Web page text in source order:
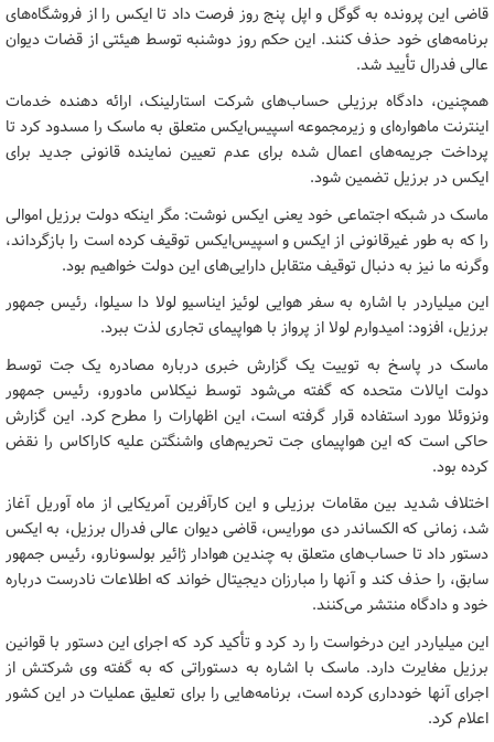
قاضی این پرونده به گوگل و اپل پنج روز فرصت داد تا ایکس را از فروشگاه‌های
برنامه‌های خود حذف کنند. این حکم روز دوشنبه توسط هیئتی از قضات دیوان
عالی فدرال تأیید شد.
همچنین، دادگاه برزیلی حساب‌های شرکت استارلینک، ارائه دهنده خدمات
اینترنت ماهواره‌ای و زیرمجموعه اسپیس‌ایکس متعلق به ماسک را مسدود کرد تا
پرداخت جریمه‌های اعمال شده برای عدم تعیین نماینده قانونی جدید برای
ایکس در برزیل تضمین شود.
ماسک در شبکه اجتماعی خود یعنی ایکس نوشت: مگر اینکه دولت برزیل اموالی
را که به طور غیرقانونی از ایکس و اسپیس‌ایکس توقیف کرده است را بازگرداند،
وگرنه ما نیز به دنبال توقیف متقابل دارایی‌های این دولت خواهیم بود.
این میلیاردر با اشاره به سفر هوایی لوئیز ایناسیو لولا دا سیلوا، رئیس جمهور
برزیل، افزود: امیدوارم لولا از پرواز با هواپیمای تجاری لذت ببرد.
ماسک در پاسخ به توییت یک گزارش خبری درباره مصادره یک جت توسط
دولت ایالات متحده که گفته می‌شود توسط نیکلاس مادورو، رئیس جمهور
ونزوئلا مورد استفاده قرار گرفته است، این اظهارات را مطرح کرد. این گزارش
حاکی است که این هواپیمای جت تحریم‌های واشنگتن علیه کاراکاس را نقض
کرده بود.
اختلاف شدید بین مقامات برزیلی و این کارآفرین آمریکایی از ماه آوریل آغاز
شد، زمانی که الکساندر دی مورایس، قاضی دیوان عالی فدرال برزیل، به ایکس
دستور داد تا حساب‌های متعلق به چندین هوادار ژائیر بولسونارو، رئیس جمهور
سابق، را حذف کند و آنها را مبارزان دیجیتال خواند که اطلاعات نادرست درباره
خود و دادگاه منتشر می‌کنند.
این میلیاردر این درخواست را رد کرد و تأکید کرد که اجرای این دستور با قوانین
برزیل مغایرت دارد. ماسک با اشاره به دستوراتی که به گفته وی شرکتش از
اجرای آنها خودداری کرده است، برنامه‌هایی را برای تعلیق عملیات در این کشور
اعلام کرد.